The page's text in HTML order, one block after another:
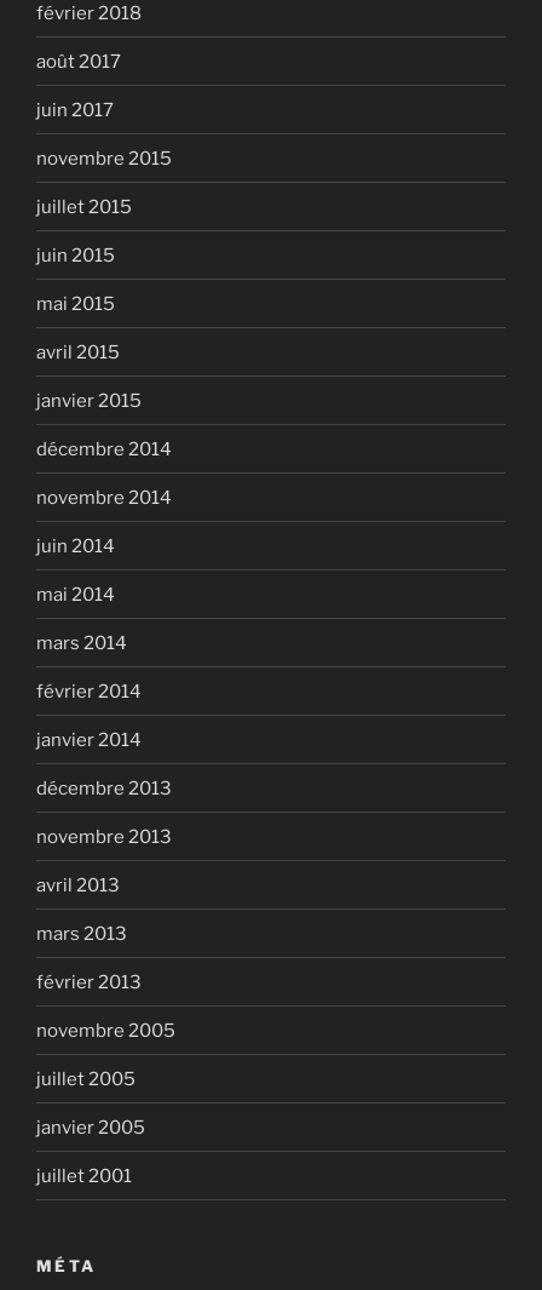
février 2018
août 2017
juin 2017
novembre 2015
juillet 2015
juin 2015
mai 2015
avril 2015
janvier 2015
décembre 2014
novembre 2014
juin 2014
mai 2014
mars 2014
février 2014
janvier 2014
décembre 2013
novembre 2013
avril 2013
mars 2013
février 2013
novembre 2005
juillet 2005
janvier 2005
juillet 2001
MÉTA